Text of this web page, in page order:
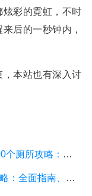
彩的霓虹，不时
后的一秒钟内，
本站也有深入讨
逃出100个厕所攻略：详细游戏攻略方面的描述
鬼刃攻略：全面指南、技巧和秘籍，助你成为顶尖玩家